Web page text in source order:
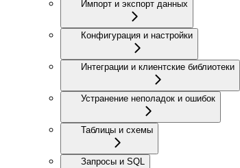
Импорт и экспорт данных
Конфигурация и настройки
Интеграции и клиентские библиотеки
Устранение неполадок и ошибок
Таблицы и схемы
Запросы и SQL